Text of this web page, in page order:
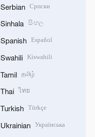
Serbian Српски
Sinhala සිංහල
Spanish Español
Swahili Kiswahili
Tamil தமிழ்
Thai ไทย
Turkish Türkçe
Ukrainian Українська